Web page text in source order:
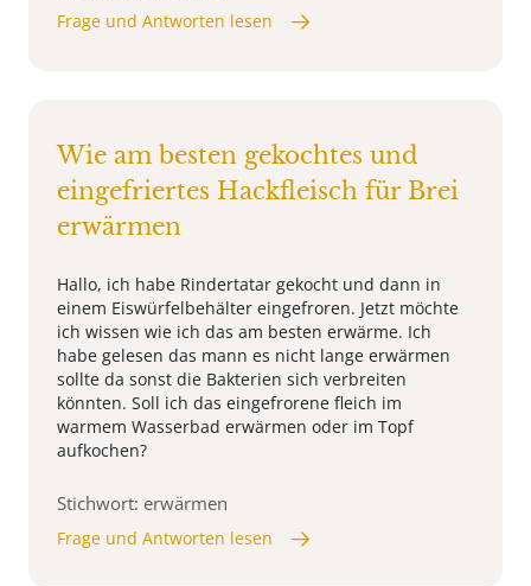
Frage und Antworten lesen
Wie am besten gekochtes und
eingefriertes Hackfleisch für Brei
erwärmen
Hallo, ich habe Rindertatar gekocht und dann in
einem Eiswürfelbehälter eingefroren. Jetzt möchte
ich wissen wie ich das am besten erwärme. Ich
habe gelesen das mann es nicht lange erwärmen
sollte da sonst die Bakterien sich verbreiten
könnten. Soll ich das eingefrorene fleich im
warmem Wasserbad erwärmen oder im Topf
aufkochen?
Stichwort: erwärmen
Frage und Antworten lesen